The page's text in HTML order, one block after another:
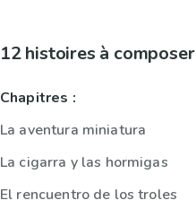
12 histoires à composer
Chapitres :
La aventura miniatura
La cigarra y las hormigas
El rencuentro de los troles